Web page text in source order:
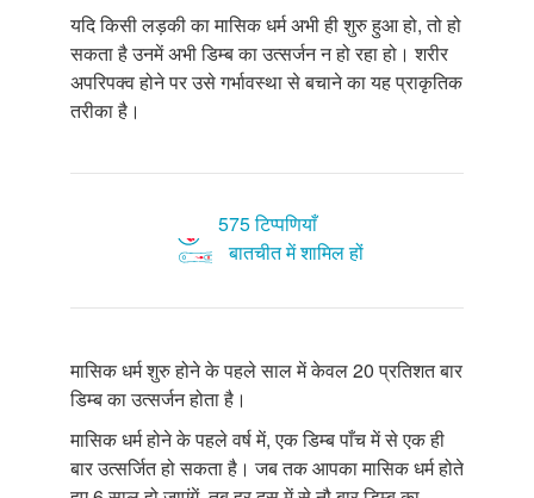
यदि किसी लड़की का मासिक धर्म अभी ही शुरु हुआ हो, तो हो
सकता है उनमें अभी डिम्ब का उत्सर्जन न हो रहा हो। शरीर
अपरिपक्व होने पर उसे गर्भावस्था से बचाने का यह प्राकृतिक
तरीका है।
575 टिप्पणियाँ
बातचीत में शामिल हों
मासिक धर्म शुरु होने के पहले साल में केवल 20 प्रतिशत बार
डिम्ब का उत्सर्जन होता है।
मासिक धर्म होने के पहले वर्ष में, एक डिम्ब पाँच में से एक ही
बार उत्सर्जित हो सकता है। जब तक आपका मासिक धर्म होते